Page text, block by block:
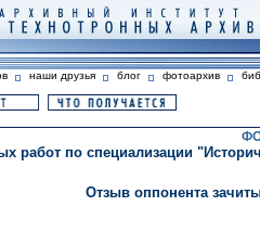
наши друзья блог фотоархив
работ по специализации
Отзыв оппонента